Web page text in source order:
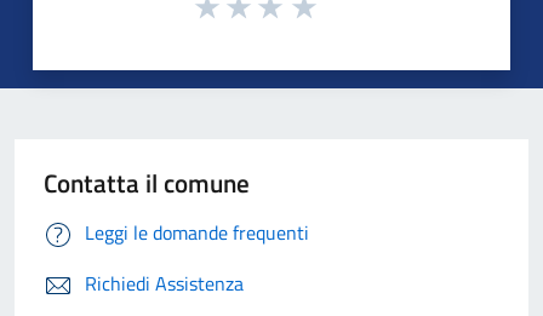
Contatta il comune
Leggi le domande frequenti
Richiedi Assistenza